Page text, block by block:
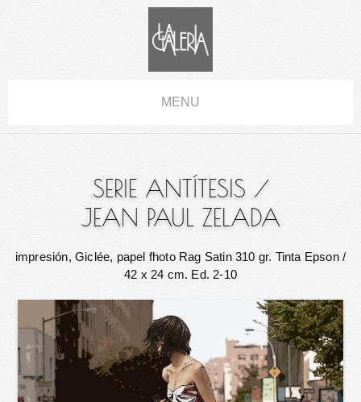
MENU
SERIE ANTÍTESIS /
JEAN PAUL ZELADA
impresión, Giclée, papel fhoto Rag Satin 310 gr. Tinta Epson/
42 x 24 cm. Ed. 2-10